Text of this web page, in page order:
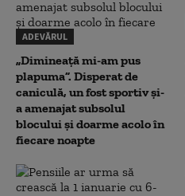
ADEVĂRUL
„Dimineață mi-am pus
plapuma”. Disperat de
caniculă, un fost sportiv și-
a amenajat subsolul
blocului și doarme acolo în
fiecare noapte